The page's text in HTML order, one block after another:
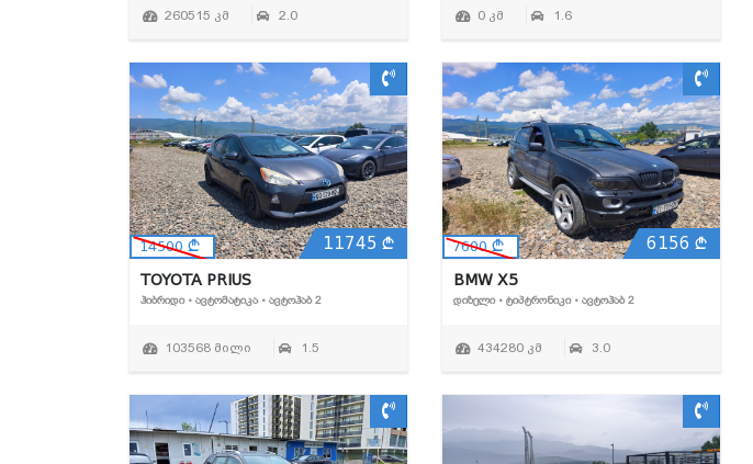
260515 კმ 2.0 0 კმ 1.6
14500 11745
TOYOTA PRIUS
ᲰᲘᲑᲠᲘᲓᲘ • ᲐᲕᲢᲝᲛᲐᲢᲘᲙᲐ • ᲐᲕᲢᲝᲰᲐᲑ 2
103568 მილი 1.5
7600 6156
BMW X5
ᲓᲘᲖᲔᲚᲘ • ᲢᲘᲞᲢᲠᲝᲜᲘᲙᲘ • ᲐᲕᲢᲝᲰᲐᲑ 2
434280 კმ 3.0